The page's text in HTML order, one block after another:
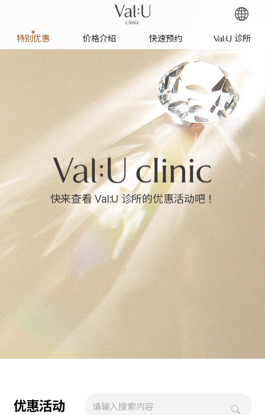
特别优惠 价格介绍 快速预约 Val:U 诊所
快来查看 Val:U 诊所的优惠活动吧！
优惠活动